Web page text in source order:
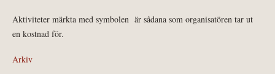
Aktiviteter märkta med symbolen är sådana som organisatören tar ut
en kostnad för.
Arkiv